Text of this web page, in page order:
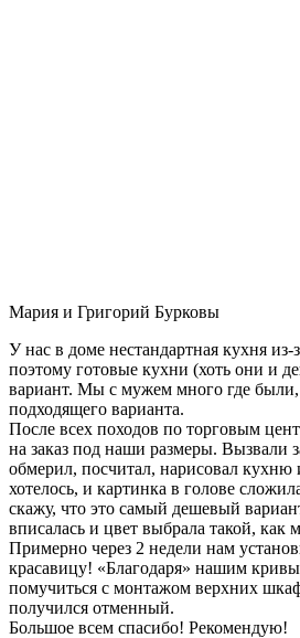
Мария и Григорий Бурковы
У нас в доме нестандартная кухня из-
поэтому готовые кухни (хоть они и
вариант. Мы с мужем много где
подходящего варианта.
После всех походов по торговым
на заказ под наши размеры. Вызвали
обмерил, посчитал, нарисовал кухню
хотелось, и картинка в голове
скажу, что это самый дешевый
вписалась и цвет выбрала такой, как
Примерно через 2 недели нам
красавицу! «Благодаря» нашим
помучиться с монтажом верхних
получился отменный.
Большое всем спасибо! Рекомендую!